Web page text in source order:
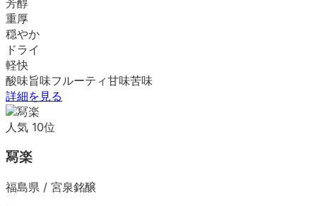
重厚
穏やか
ドライ
軽快
酸味旨味フルーティ甘味苦味
詳細を見る
人気 10位
冩楽
福島県 / 宮泉銘醸